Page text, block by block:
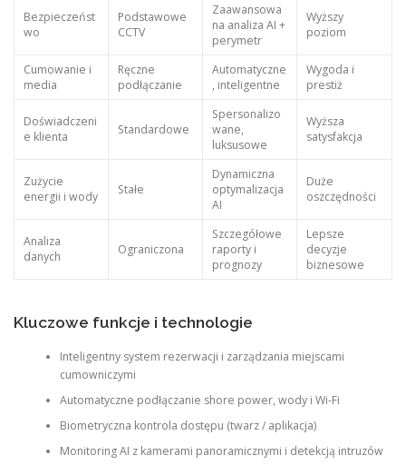
Bezpieczeńst
wo
Podstawowe
CCTV
Zaawansowa
na analiza AI +
perymetr
Wyższy
poziom
Cumowanie i
media
Ręczne
podłączanie
Automatyczne
, inteligentne
Wygoda i
prestiż
Doświadczeni
e klienta
Standardowe
Spersonalizo
wane,
luksusowe
Wyższa
satysfakcja
Zużycie
energii i wody
Stałe
Dynamiczna
optymalizacja
AI
Duże
oszczędności
Analiza
danych
Ograniczona
Szczegółowe
raporty i
prognozy
Lepsze
decyzje
biznesowe
Kluczowe funkcje i technologie
Inteligentny system rezerwacji i zarządzania miejscami
cumowniczymi
Automatyczne podłączanie shore power, wody i Wi-Fi
Biometryczna kontrola dostępu (twarz / aplikacja)
Monitoring AI z kamerami panoramicznymi i detekcją intruzów